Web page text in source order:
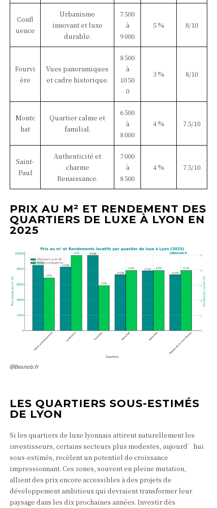
Confl
uence
Urbanisme
innovant et luxe
durable.
7 500
à
9 000
5 % 8/10
Fourvi
ère
Vues panoramiques
et cadre historique.
8 500
à
10 50
0
3 % 8/10
Montc
hat
Quartier calme et
familial.
6 500
à
8 000
4 % 7.5/10
Saint-
Paul
Authenticité et
charme
Renaissance.
7 000
à
8 500
4 % 7.5/10
PRIX AU M² ET RENDEMENT DES
QUARTIERS DE LUXE À LYON EN
2025
@Besnob.fr
LES QUARTIERS SOUS-ESTIMÉS
DE LYON
Si les quartiers de luxe lyonnais attirent naturellement les
investisseurs, certains secteurs plus modestes, aujourd’hui
sous-estimés, recèlent un potentiel de croissance
impressionnant. Ces zones, souvent en pleine mutation,
allient des prix encore accessibles à des projets de
développement ambitieux qui devraient transformer leur
paysage dans les dix prochaines années. Investir dès